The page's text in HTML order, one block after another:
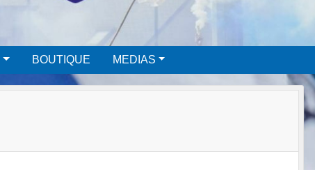
BOUTIQUE MEDIAS